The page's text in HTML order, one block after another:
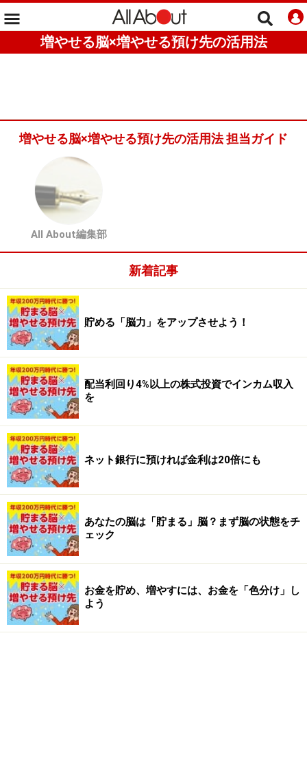
増やせる脳×増やせる預け先の活用法
増やせる脳×増やせる預け先の活用法 担当ガイド
All About編集部
新着記事
貯める「脳力」をアップさせよう！
配当利回り4%以上の株式投資でインカム収入
を
ネット銀行に預ければ金利は20倍にも
あなたの脳は「貯まる」脳？まず脳の状態をチ
ェック
お金を貯め、増やすには、お金を「色分け」し
よう